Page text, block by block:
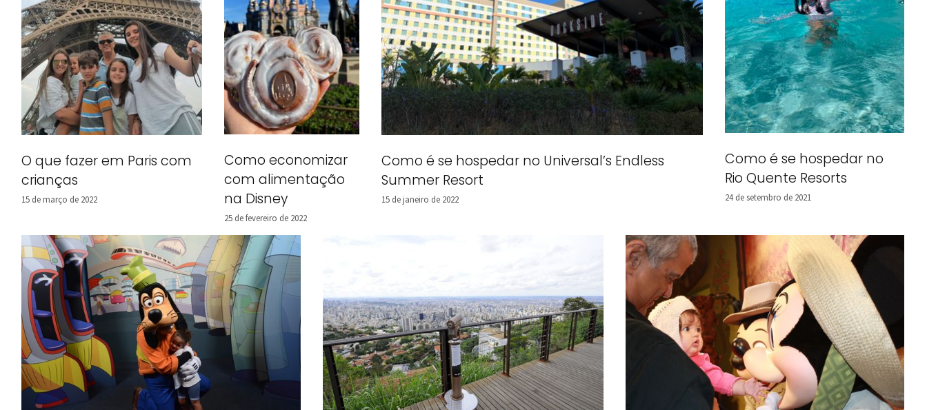
O que fazer em Paris com
crianças
15 de março de 2022
Como economizar
com alimentação
na Disney
25 de fevereiro de 2022
Como é se hospedar no Universal’s Endless
Summer Resort
15 de janeiro de 2022
Como é se hospedar no
Rio Quente Resorts
24 de setembro de 2021